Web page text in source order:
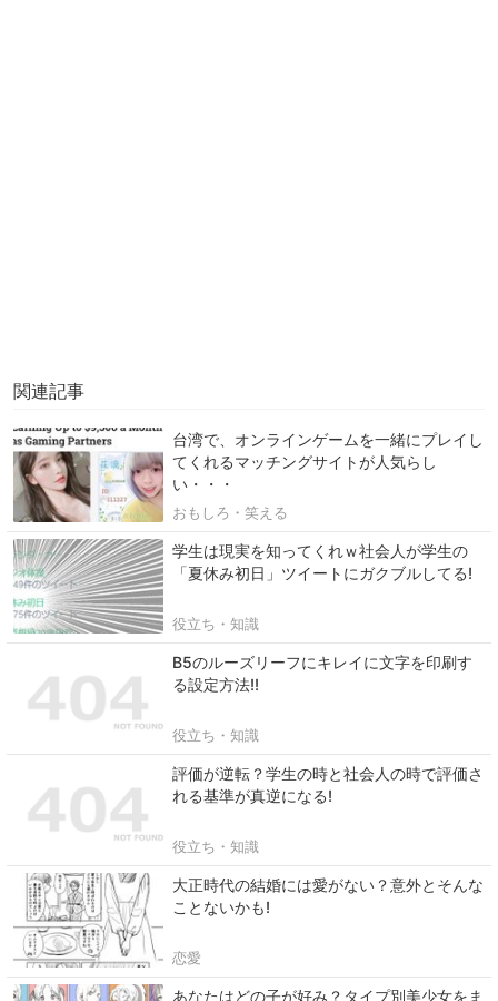
関連記事
台湾で、オンラインゲームを一緒にプレイし
てくれるマッチングサイトが人気らし
い・・・
おもしろ・笑える
学生は現実を知ってくれｗ社会人が学生の
「夏休み初日」ツイートにガクブルしてる!
役立ち・知識
B5のルーズリーフにキレイに文字を印刷す
る設定方法!!
役立ち・知識
評価が逆転？学生の時と社会人の時で評価さ
れる基準が真逆になる!
役立ち・知識
大正時代の結婚には愛がない？意外とそんな
ことないかも!
恋愛
あなたはどの子が好み？タイプ別美少女をま